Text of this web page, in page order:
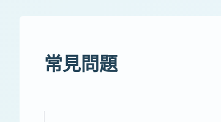
常見問題